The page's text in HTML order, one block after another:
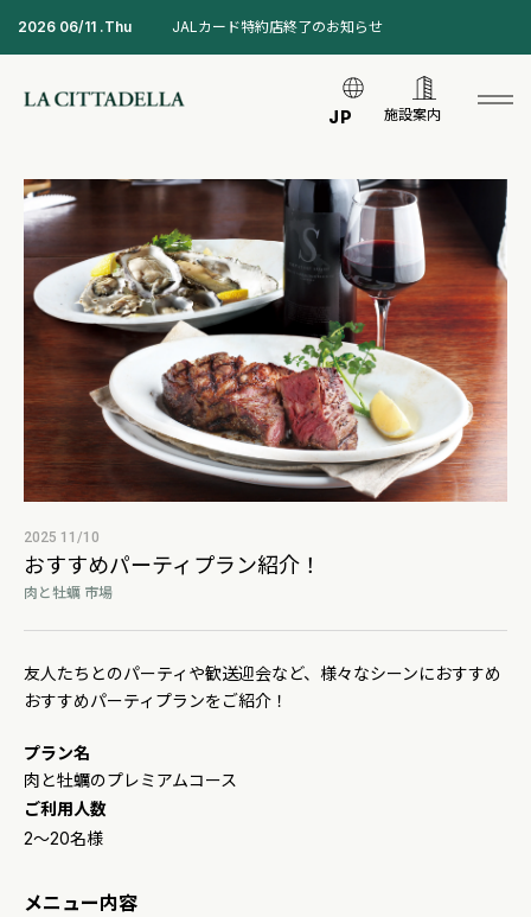
2026 06/11 .Thu JALカード特約店終了のお知らせ
JP 施設案内
2025 11/10
おすすめパーティプラン紹介！
肉と牡蠣 市場
友人たちとのパーティや歓送迎会など、様々なシーンにおすすめ
おすすめパーティプランをご紹介！
プラン名
肉と牡蠣のプレミアムコース
ご利用人数
2～20名様
メニュー内容